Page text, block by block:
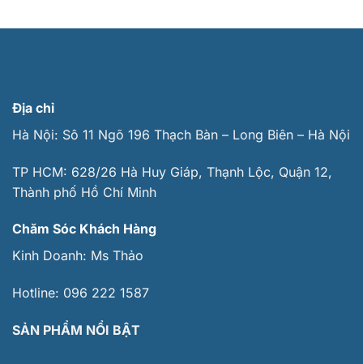
Địa chỉ
Hà Nội: Sô 11 Ngõ 196 Thạch Bàn – Long Biên – Hà Nội
TP HCM: 628/26 Hà Huy Giáp, Thạnh Lộc, Quận 12,
Thành phố Hồ Chí Minh
Chăm Sóc Khách Hàng
Kinh Doanh: Ms Thảo
Hotline: 096 222 1587
SẢN PHẨM NỔI BẬT